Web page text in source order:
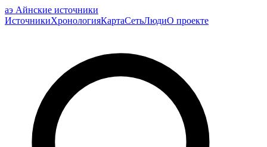
аэ Айнские источники
ИсточникиХронологияКартаСетьЛюдиО проекте